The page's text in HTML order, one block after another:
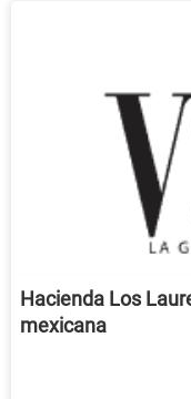
Hacienda Los
mexicana